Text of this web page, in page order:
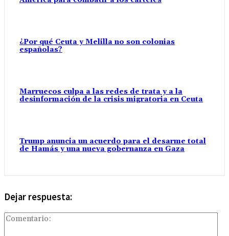
¿Por qué Ceuta y Melilla no son colonias
españolas?
Marruecos culpa a las redes de trata y a la
desinformación de la crisis migratoria en Ceuta
Trump anuncia un acuerdo para el desarme total
de Hamás y una nueva gobernanza en Gaza
Dejar respuesta: